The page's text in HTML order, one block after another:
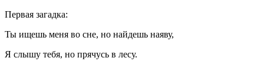
Первая загадка:
Ты ищешь меня во сне, но найдешь наяву,
Я слышу тебя, но прячусь в лесу.